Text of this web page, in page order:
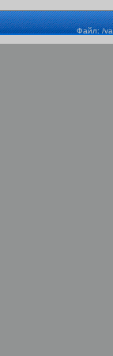
Файл: /